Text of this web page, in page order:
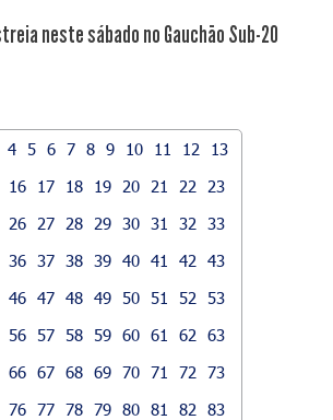
neste sábado no Gauchão Sub-20
4 5 6 7 8 9 10 11 12
13
16 17 18 19 20 21 22
23
26 27 28 29 30 31 32
33
36 37 38 39 40 41 42
43
46 47 48 49 50 51 52
53
56 57 58 59 60 61 62
63
66 67 68 69 70 71 72
73
76 77 78 79 80 81 82
83